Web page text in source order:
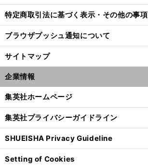
特定商取引法に基づく表示・その他の事項
ブラウザプッシュ通知について
サイトマップ
企業情報
集英社ホームページ
集英社プライバシーガイドライン
SHUEISHA Privacy Guideline
Setting of Cookies